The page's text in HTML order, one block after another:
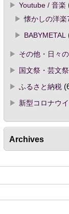
Youtube / 音楽
懐かしの洋
BABYMETAL
その他・日々
国文祭・芸文
ふるさと納税
新型コロナウ
Archives